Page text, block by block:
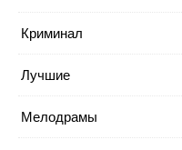
Криминал
Лучшие
Мелодрамы